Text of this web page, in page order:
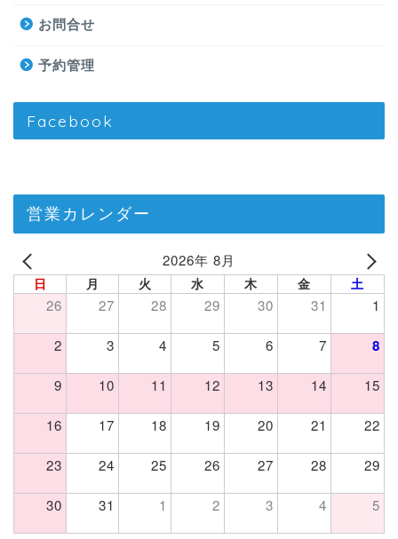
お問合せ
予約管理
Facebook
営業カレンダー
2026年 8月
日 月 火 水 木 金 土
26 27 28 29 30 31 1
2 3 4 5 6 7 8
9 10 11 12 13 14 15
16 17 18 19 20 21 22
23 24 25 26 27 28 29
30 31 1 2 3 4 5